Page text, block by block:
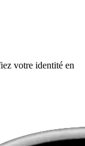
votre identité en